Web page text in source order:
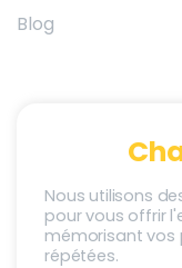
Blog
Société
Adstriver
Nous utilisons
pour vous offrir
mémorisant vos
répétées.